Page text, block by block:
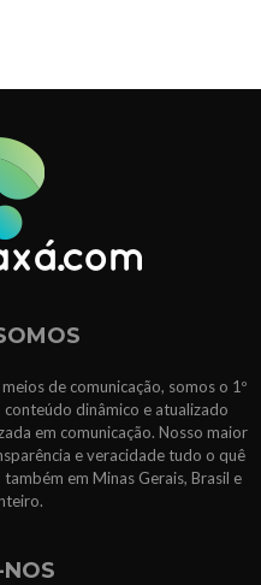
de comunicação, somos o 1º
conteúdo dinâmico e atualizado
em comunicação. Nosso maior
e veracidade tudo o quê
em Minas Gerais, Brasil e